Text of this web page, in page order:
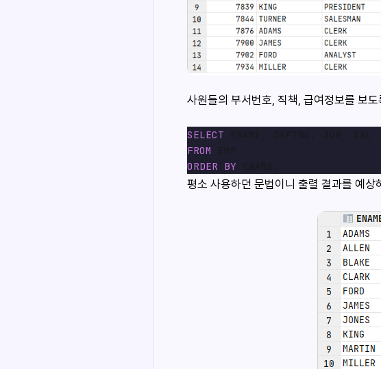
사원들의 부서번호, 직책, 급여정보를 보
SELECT
FROM
ORDER BY
평소 사용하던 문법이니 출렬 결과를 예상